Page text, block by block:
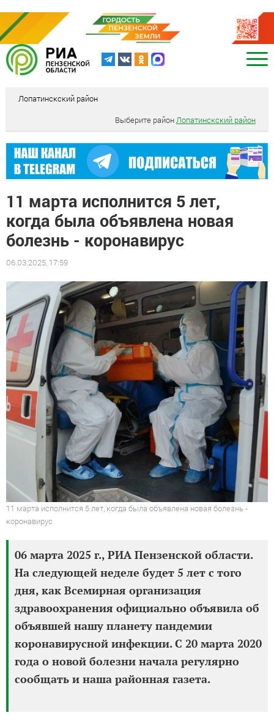
Лопатинскский район
Выберите районЛопатинскский район
11 марта исполнится 5 лет,
когда была объявлена новая
болезнь - коронавирус
06.03.2025, 17:59
11 марта исполнится 5 лет, когда была объявлена новая болезнь -
коронавирус
06 марта 2025 г., РИА Пензенской области.
На следующей неделе будет 5 лет с того
дня, как Всемирная организация
здравоохранения официально объявила об
объявшей нашу планету пандемии
коронавирусной инфекции. С 20 марта 2020
года о новой болезни начала регулярно
сообщать и наша районная газета.